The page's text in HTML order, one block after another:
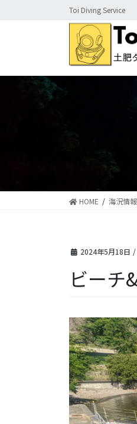
ン
に
ビ
ョ
Toi Diving Service
HOME 海況情報
2024年5月18日 /
ビーチ